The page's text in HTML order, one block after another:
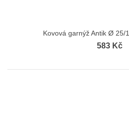
Kovová garnýž Antik Ø 25/
583 Kč